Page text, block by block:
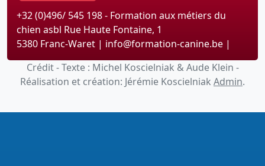
+32 (0)496/ 545 198 - Formation aux métiers du
chien asbl Rue Haute Fontaine, 1
5380 Franc-Waret | info@formation-canine.be |
Crédit - Texte : Michel Koscielniak & Aude Klein -
Réalisation et création: Jérémie Koscielniak Admin.